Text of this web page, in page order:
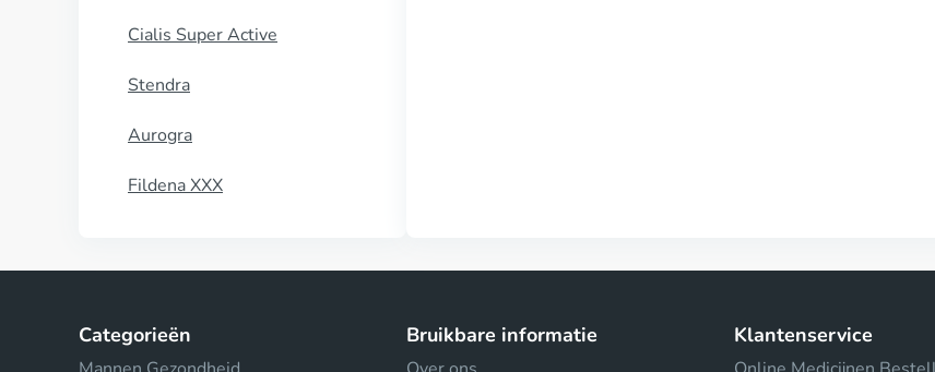
Cialis Super Active
Stendra
Aurogra
Fildena XXX
Categorieën Bruikbare informatie Klantenservice